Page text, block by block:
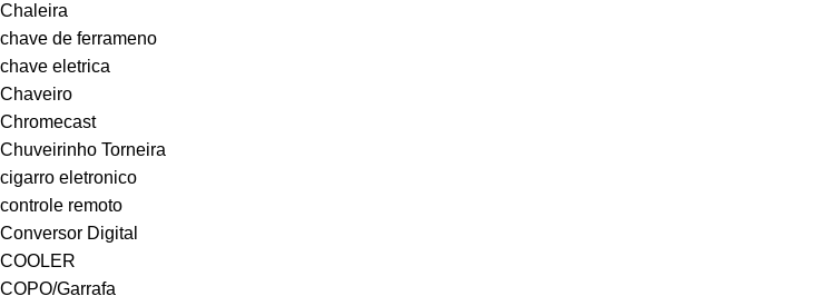
Chaleira
chave de ferrameno
chave eletrica
Chaveiro
Chromecast
Chuveirinho Torneira
cigarro eletronico
controle remoto
Conversor Digital
COOLER
COPO/Garrafa